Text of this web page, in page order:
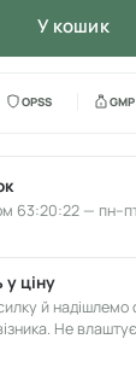
У кошик
OPSS GMP
63:20:22 —
у ціну
й надішлемо
Не